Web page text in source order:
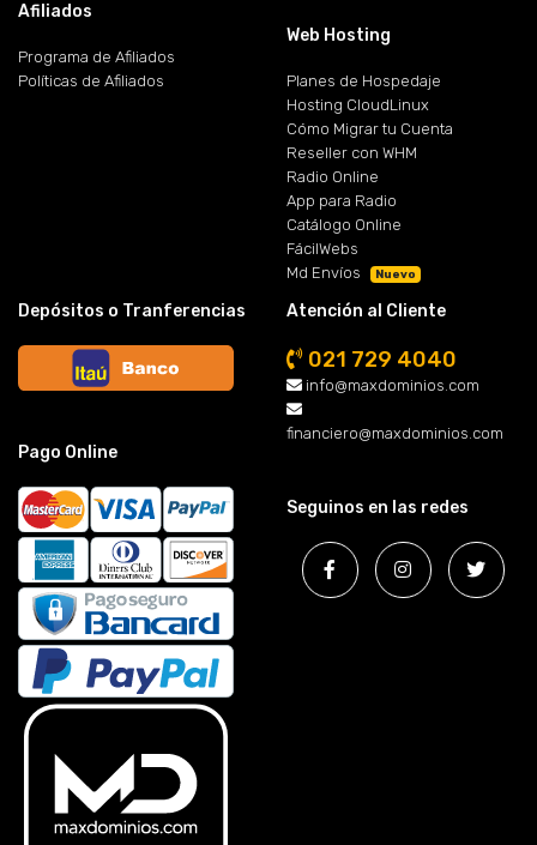
Afiliados
Programa de Afiliados
Políticas de Afiliados
Web Hosting
Planes de Hospedaje
Hosting CloudLinux
Cómo Migrar tu Cuenta
Reseller con WHM
Radio Online
App para Radio
Catálogo Online
FácilWebs
Md Envíos
Nuevo
Depósitos o Tranferencias
Pago Online
Atención al Cliente
021 729 4040
info@maxdominios.com
financiero@maxdominios.com
Seguinos en las redes